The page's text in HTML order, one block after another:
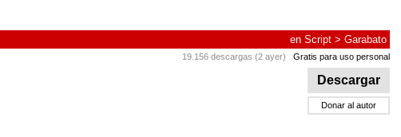
en Script > Garabato
19.156 descargas (2 ayer) Gratis para uso personal
Descargar
Donar al autor